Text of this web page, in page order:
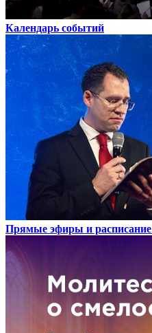
Календарь событий
Прямые эфиры и расписание